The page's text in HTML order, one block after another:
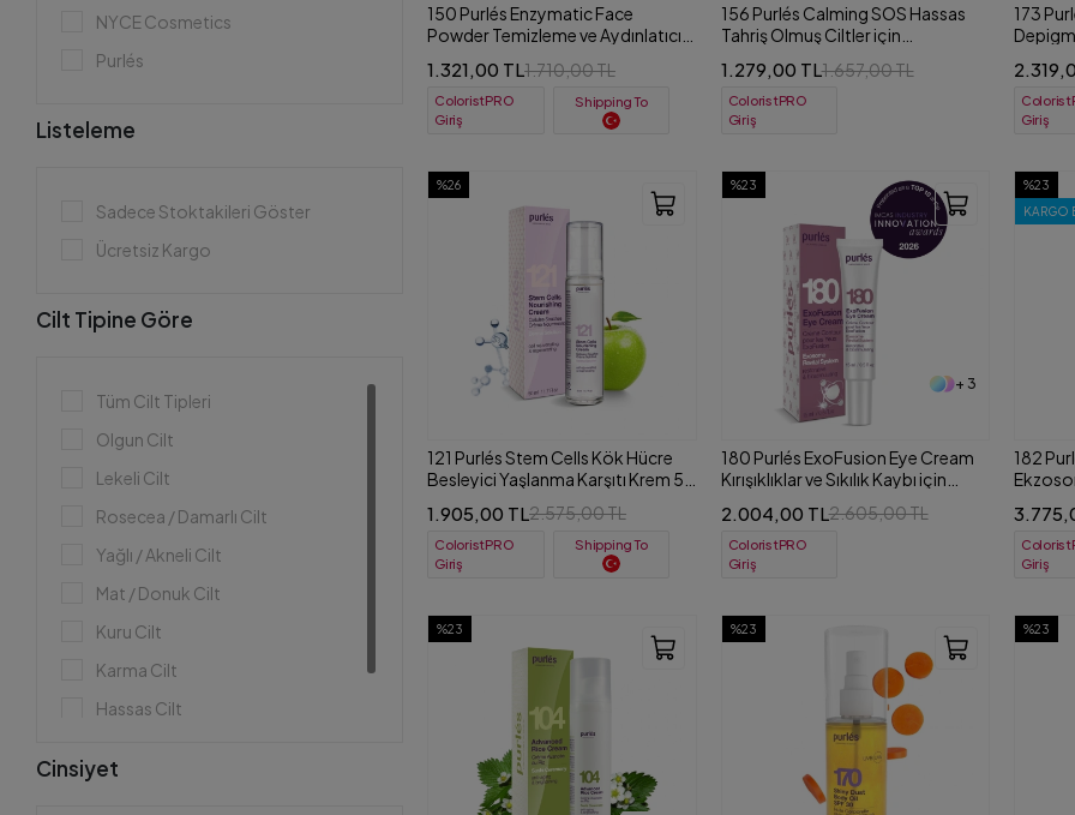
NYCE Cosmetics
Purlés
Listeleme
Sadece Stoktakileri Göster
Ücretsiz Kargo
Cilt Tipine Göre
Tüm Cilt Tipleri
Olgun Cilt
Lekeli Cilt
Rosecea / Damarlı Cilt
Yağlı / Akneli Cilt
Mat / Donuk Cilt
Kuru Cilt
Karma Cilt
Hassas Cilt
Cinsiyet
150 Purlés Enzymatic Face
Powder Temizleme ve Aydınlatıcı
1.321,00 TL1.710,00 TL
ColoristPRO
Giriş
Shipping To
156 Purlés Calming SOS Hassas
Tahriş Olmuş Ciltler için
1.279,00 TL1.657,00 TL
ColoristPRO
Giriş
173
Giriş
%26
121 Purlés Stem Cells Kök Hücre
Besleyici Yaşlanma Karşıtı Krem 50
1.905,00 TL2.575,00 TL
ColoristPRO
Giriş
Shipping To
%23
+ 3
180 Purlés ExoFusion Eye Cream
Kırışıklıklar ve Sıkılık Kaybı için
2.004,00 TL2.605,00 TL
ColoristPRO
Giriş
%23
KARGO
182
Giriş
%23 %23 %23